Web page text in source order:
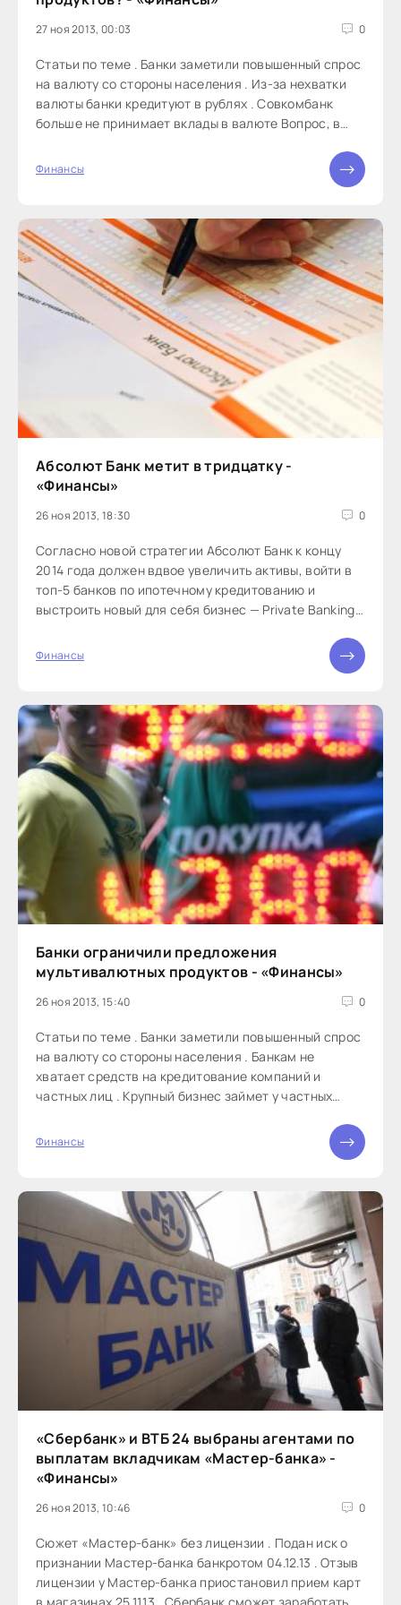
27 ноя 2013, 00:03 0
Статьи по теме . Банки заметили повышенный спрос
на валюту со стороны населения . Из-за нехватки
валюты банки кредитуют в рублях . Совкомбанк
больше не принимает вклады в валюте Вопрос, в
актуальным уже не первый год. Однако стоит
Финансы
Абсолют Банк метит в тридцатку -
«Финансы»
26 ноя 2013, 18:30 0
Согласно новой стратегии Абсолют Банк к концу
2014 года должен вдвое увеличить активы, войти в
топ-5 банков по ипотечному кредитованию и
выстроить новый для себя бизнес — Private Banking.
Дегтярев, назначенный этим летом предправления
Финансы
Банки ограничили предложения
мультивалютных продуктов - «Финансы»
26 ноя 2013, 15:40 0
Статьи по теме . Банки заметили повышенный спрос
на валюту со стороны населения . Банкам не
хватает средств на кредитование компаний и
частных лиц . Крупный бизнес займет у частных
валюту в рамках одного банковского продукта -
Финансы
«Сбербанк» и ВТБ 24 выбраны агентами по
выплатам вкладчикам «Мастер-банка» -
«Финансы»
26 ноя 2013, 10:46 0
Сюжет «Мастер-банк» без лицензии . Подан иск о
признании Мастер-банка банкротом 04.12.13 . Отзыв
лицензии у Мастер-банка приостановил прием карт
в магазинах 25.11.13 . Сбербанк сможет заработать